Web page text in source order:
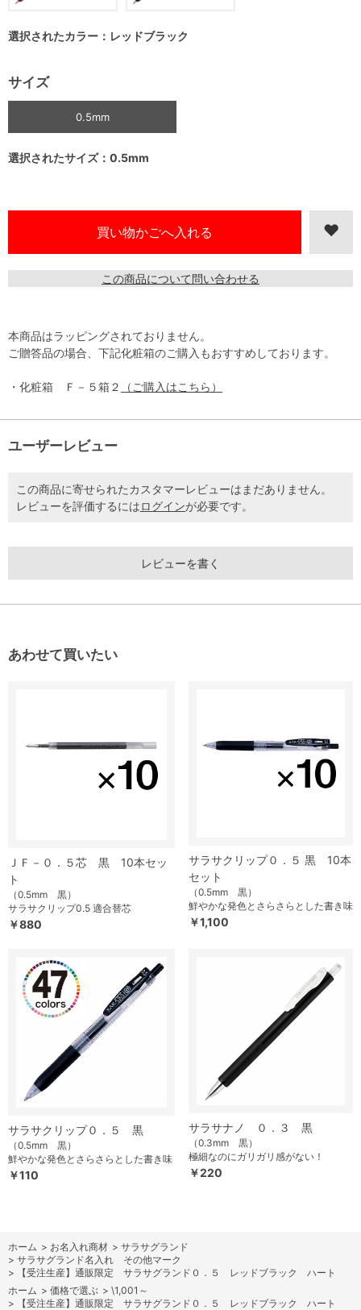
選択されたカラー：レッドブラック
サイズ
0.5mm
選択されたサイズ：0.5mm
この商品について問い合わせる
本商品はラッピングされておりません。
ご贈答品の場合、下記化粧箱のご購入もおすすめしております。
・化粧箱 Ｆ－５箱２ （ご購入はこちら）
ユーザーレビュー
この商品に寄せられたカスタマーレビューはまだありません。
レビューを評価するにはログインが必要です。
レビューを書く
あわせて買いたい
ＪＦ－０．５芯 黒 10本セッ
ト
（0.5mm 黒）
サラサクリップ0.5 適合替芯
￥880
サラサクリップ０．５ 黒 10本
セット
（0.5mm 黒）
鮮やかな発色とさらさらとした書き味
￥1,100
サラサクリップ０．５ 黒
（0.5mm 黒）
鮮やかな発色とさらさらとした書き味
￥110
サラサナノ ０．３ 黒
（0.3mm 黒）
極細なのにガリガリ感がない！
￥220
ホーム > お名入れ商材 > サラサグランド
> サラサグランド名入れ その他マーク
>
【受注生産】通販限定 サラサグランド０．５ レッドブラック ハート
ホーム > 価格で選ぶ > \1,001～
>
【受注生産】通販限定 サラサグランド０．５ レッドブラック ハート